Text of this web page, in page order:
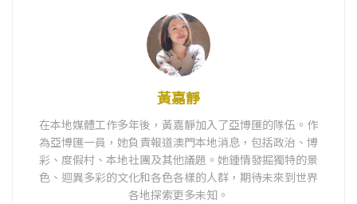
黃嘉靜
在本地媒體工作多年後，黃嘉靜加入了亞博匯的隊伍。作
為亞博匯一員，她負責報道澳門本地消息，包括政治、博
彩、度假村、本地社團及其他議題。她鍾情發掘獨特的景
色、迴異多彩的文化和各色各樣的人群，期待未來到世界
各地探索更多未知。